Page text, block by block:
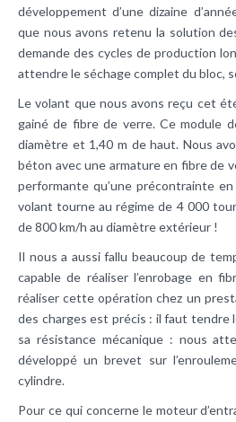
développement d’une dizaine
que nous avons retenu la solution
demande des cycles de production
attendre le séchage complet du bloc,
Le volant que nous avons reçu cet
gainé de fibre de verre. Ce module
diamètre et 1,40 m de haut. Nous
béton avec une armature en fibre de
performante qu’une précontrainte
volant tourne au régime de 4 000
de 800 km/h au diamètre extérieur !
Il nous a aussi fallu beaucoup de
capable de réaliser l’enrobage en
réaliser cette opération chez un
des charges est précis : il faut tendre
sa résistance mécanique : nous
développé un brevet sur
cylindre.
Pour ce qui concerne le moteur